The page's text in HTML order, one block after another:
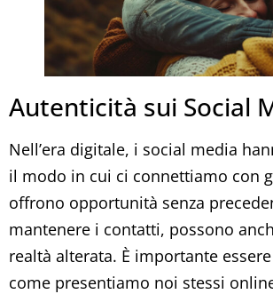
Autenticità sui Social
Nell’era digitale, i social media
il modo in cui ci connettiamo con
offrono opportunità senza
mantenere i contatti, possono
realtà alterata. È importante
come presentiamo noi stessi